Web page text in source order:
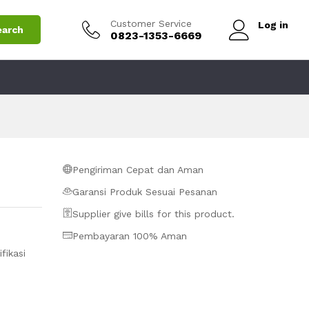
Customer Service
0823-1353-6669
Log in
Pengiriman Cepat dan Aman
Garansi Produk Sesuai Pesanan
Supplier give bills for this product.
Pembayaran 100% Aman